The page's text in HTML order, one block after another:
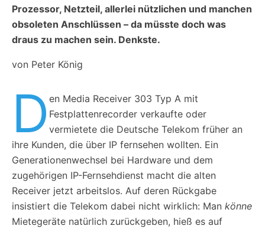
Prozessor, Netzteil, allerlei nützlichen und manchen
obsoleten Anschlüssen – da müsste doch was
draus zu machen sein. Denkste.
von Peter König
D en Media Receiver 303 Typ A mit
Festplattenrecorder verkaufte oder
vermietete die Deutsche Telekom früher an
ihre Kunden, die über IP fernsehen wollten. Ein
Generationenwechsel bei Hardware und dem
zugehörigen IP-Fernsehdienst macht die alten
Receiver jetzt arbeitslos. Auf deren Rückgabe
insistiert die Telekom dabei nicht wirklich: Man könne
Mietegeräte natürlich zurückgeben, hieß es auf